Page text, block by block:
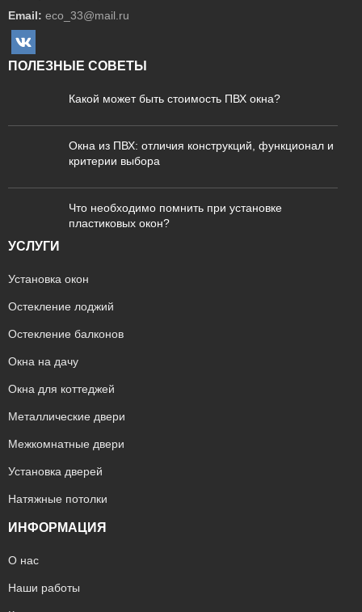
Email: eco_33@mail.ru
ПОЛЕЗНЫЕ СОВЕТЫ
Какой может быть стоимость ПВХ окна?
Окна из ПВХ: отличия конструкций, функционал и
критерии выбора
Что необходимо помнить при установке
пластиковых окон?
УСЛУГИ
Установка окон
Остекление лоджий
Остекление балконов
Окна на дачу
Окна для коттеджей
Металлические двери
Межкомнатные двери
Установка дверей
Натяжные потолки
ИНФОРМАЦИЯ
О нас
Наши работы